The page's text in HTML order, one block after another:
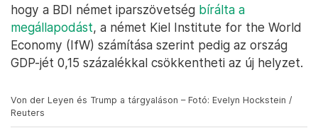
hogy a BDI német iparszövetség bírálta a
megállapodást, a német Kiel Institute for the World
Economy (IfW) számítása szerint pedig az ország
GDP-jét 0,15 százalékkal csökkentheti az új helyzet.